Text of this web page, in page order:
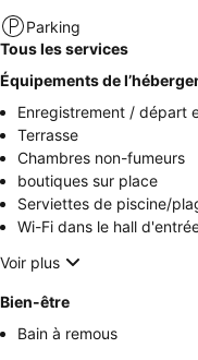
Parking
Tous les services
Équipements de
Enregistrement / départ
Terrasse
Chambres non-fumeurs
boutiques sur place
Serviettes de piscine/
Wi-Fi dans le hall
Voir plus
Bien-être
Bain à remous